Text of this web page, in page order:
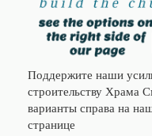
Поддержите наши
строительству Храма
варианты справа на
странице